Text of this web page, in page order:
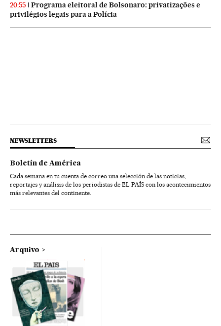
20:55
Programa eleitoral de Bolsonaro: privatizações e
privilégios legais para a Polícia
NEWSLETTERS
Boletín de América
Cada semana en tu cuenta de correo una selección de las noticias,
reportajes y análisis de los periodistas de EL PAÍS con los acontecimientos
más relevantes del continente.
Arquivo